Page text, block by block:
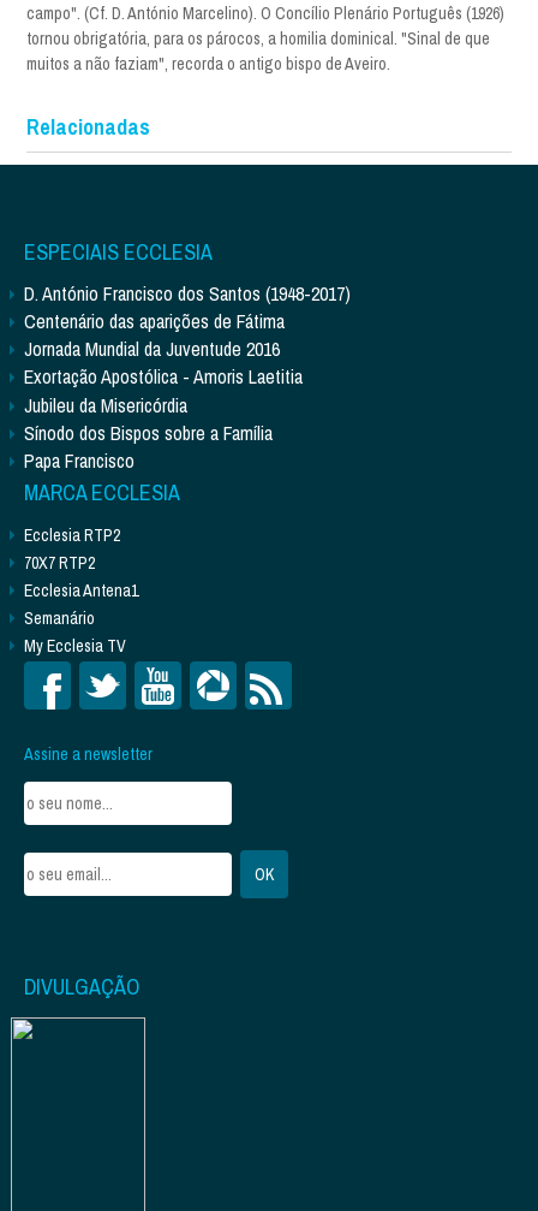
campo". (Cf. D. António Marcelino). O Concílio Plenário Português (1926)
tornou obrigatória, para os párocos, a homilia dominical. "Sinal de que
muitos a não faziam", recorda o antigo bispo de Aveiro.
Relacionadas
ESPECIAIS ECCLESIA
D. António Francisco dos Santos (1948-2017)
Centenário das aparições de Fátima
Jornada Mundial da Juventude 2016
Exortação Apostólica - Amoris Laetitia
Jubileu da Misericórdia
Sínodo dos Bispos sobre a Família
Papa Francisco
MARCA ECCLESIA
Ecclesia RTP2
70X7 RTP2
Ecclesia Antena1
Semanário
My Ecclesia TV
Assine a newsletter
DIVULGAÇÃO